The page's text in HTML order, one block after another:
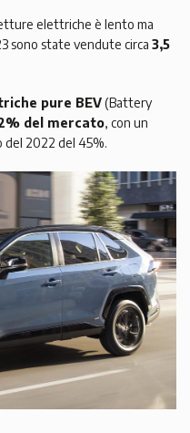
elettriche è lento ma
sono state vendute circa 3,5
pure BEV(Battery
del mercato, con un
del 2022 del 45%.